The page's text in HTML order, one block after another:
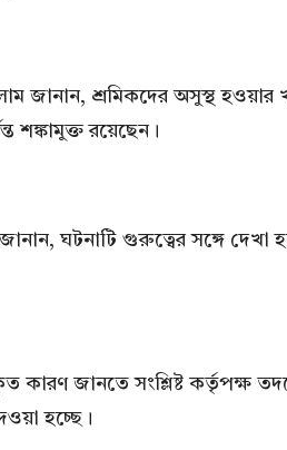
জানান, শ্রমিকদের অসুস্থ
শঙ্কামুক্ত রয়েছেন।
ঘটনাটি গুরুত্বের সঙ্গে দেখা
জানতে সংশ্লিষ্ট কর্তৃপক্ষ
হচ্ছে।